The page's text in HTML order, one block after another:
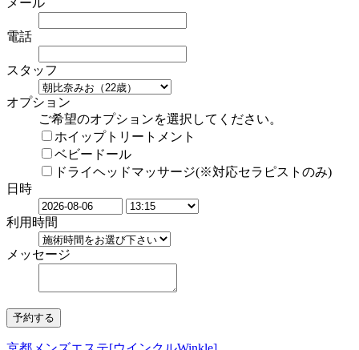
電話
スタッフ
オプション
ご希望のオプションを選択してください。
ホイップトリートメント
ベビードール
ドライヘッドマッサージ(※対応セラピストのみ)
日時
利用時間
メッセージ